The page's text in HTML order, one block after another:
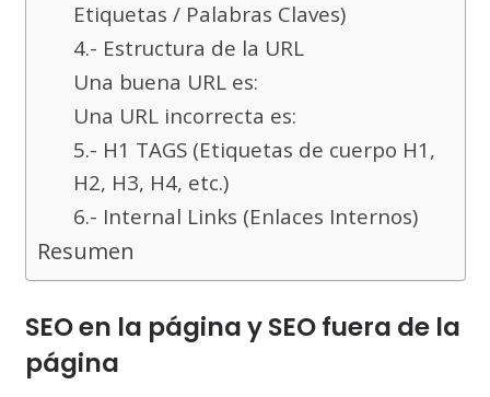
Etiquetas / Palabras Claves)
4.- Estructura de la URL
Una buena URL es:
Una URL incorrecta es:
5.- H1 TAGS (Etiquetas de cuerpo H1,
H2, H3, H4, etc.)
6.- Internal Links (Enlaces Internos)
Resumen
SEO en la página y SEO fuera de la
página